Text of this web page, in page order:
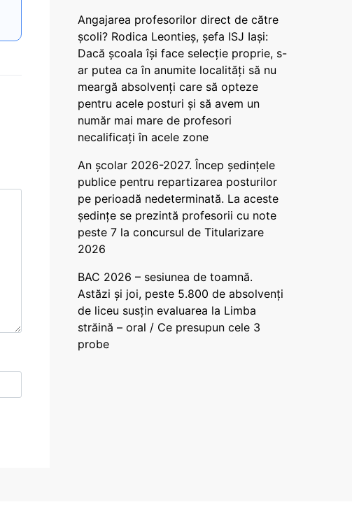
Angajarea profesorilor direct de către
școli? Rodica Leontieș, șefa ISJ Iași:
Dacă școala își face selecție proprie, s-
ar putea ca în anumite localități să nu
meargă absolvenți care să opteze
pentru acele posturi și să avem un
număr mai mare de profesori
necalificați în acele zone
An școlar 2026-2027. Încep ședințele
publice pentru repartizarea posturilor
pe perioadă nedeterminată. La aceste
ședințe se prezintă profesorii cu note
peste 7 la concursul de Titularizare
2026
BAC 2026 – sesiunea de toamnă.
Astăzi și joi, peste 5.800 de absolvenți
de liceu susțin evaluarea la Limba
străină – oral / Ce presupun cele 3
probe